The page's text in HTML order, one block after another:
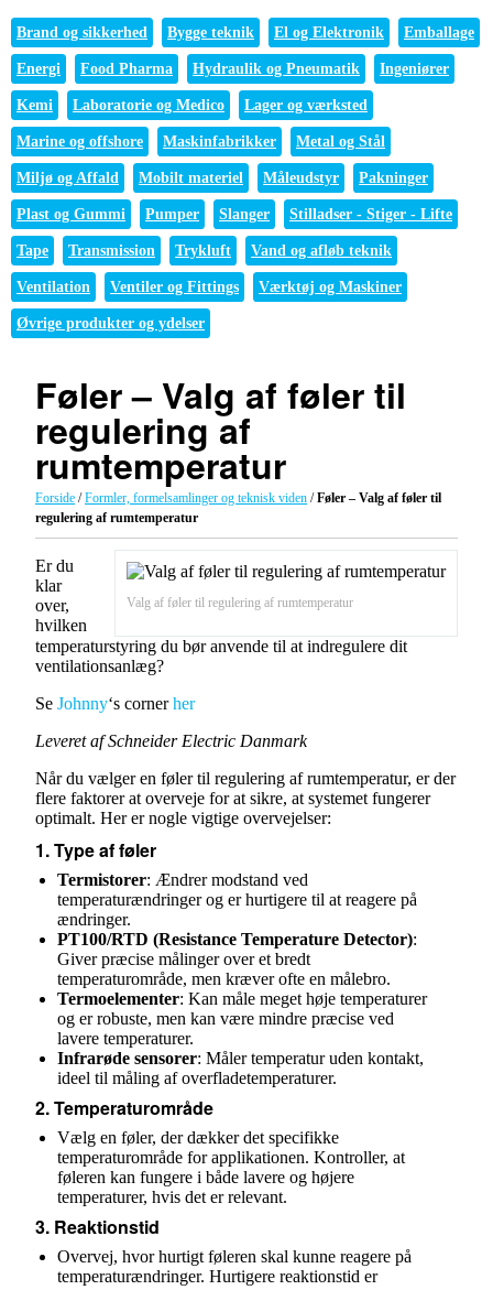
Brand og sikkerhed Bygge teknik El og Elektronik Emballage
Energi Food Pharma Hydraulik og Pneumatik Ingeniører
Kemi Laboratorie og Medico Lager og værksted
Marine og offshore Maskinfabrikker Metal og Stål
Miljø og Affald Mobilt materiel Måleudstyr Pakninger
Plast og Gummi Pumper Slanger Stilladser - Stiger - Lifte
Tape Transmission Trykluft Vand og afløb teknik
Ventilation Ventiler og Fittings Værktøj og Maskiner
Øvrige produkter og ydelser
Føler – Valg af føler til
regulering af
rumtemperatur
Forside /Formler, formelsamlinger og teknisk viden /Føler – Valg af føler til
regulering af rumtemperatur
Valg af føler til regulering af rumtemperatur
Er du
klar
over,
hvilken
temperaturstyring du bør anvende til at indregulere dit
ventilationsanlæg?
Se Johnny‘s cornerher
Leveret af Schneider Electric Danmark
Når du vælger en føler til regulering af rumtemperatur, er der
flere faktorer at overveje for at sikre, at systemet fungerer
optimalt. Her er nogle vigtige overvejelser:
1.Type af føler
Termistorer: Ændrer modstand ved
temperaturændringer og er hurtigere til at reagere på
ændringer.
PT100/RTD (Resistance Temperature Detector):
Giver præcise målinger over et bredt
temperaturområde, men kræver ofte en målebro.
Termoelementer: Kan måle meget høje temperaturer
og er robuste, men kan være mindre præcise ved
lavere temperaturer.
Infrarøde sensorer: Måler temperatur uden kontakt,
ideel til måling af overfladetemperaturer.
2.Temperaturområde
Vælg en føler, der dækker det specifikke
temperaturområde for applikationen. Kontroller, at
føleren kan fungere i både lavere og højere
temperaturer, hvis det er relevant.
3. Reaktionstid
Overvej, hvor hurtigt føleren skal kunne reagere på
temperaturændringer. Hurtigere reaktionstid er